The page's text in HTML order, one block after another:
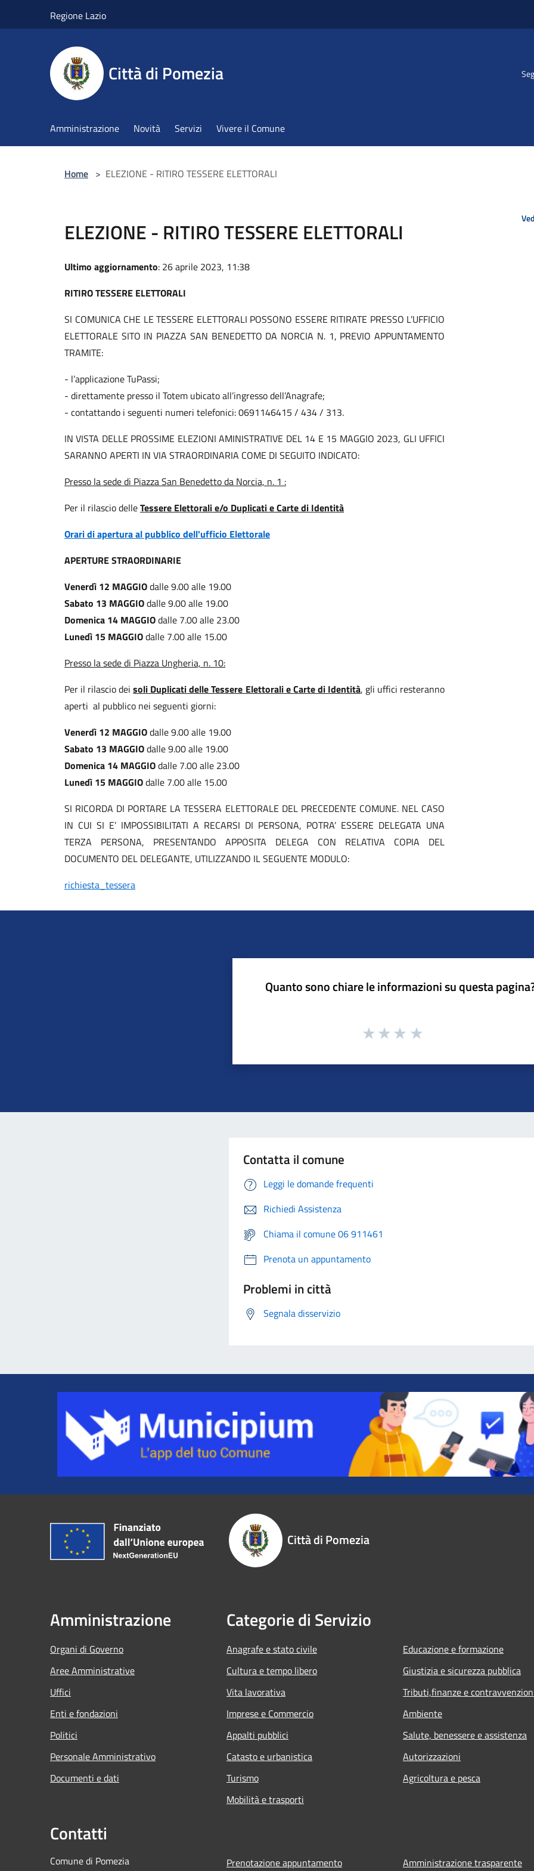
Regione Lazio
Città di Pomezia
Amministrazione Novità Servizi Vivere il Comune
Home > ELEZIONE - RITIRO TESSERE ELETTORALI
ELEZIONE - RITIRO TESSERE ELETTORALI
Ultimo aggiornamento: 26 aprile 2023, 11:38
RITIRO TESSERE ELETTORALI
SI COMUNICA CHE LE TESSERE ELETTORALI POSSONO ESSERE RITIRATE PRESSO L’UFFICIO
ELETTORALE SITO IN PIAZZA SAN BENEDETTO DA NORCIA N. 1, PREVIO APPUNTAMENTO
TRAMITE:
- l’applicazione TuPassi;
- direttamente presso il Totem ubicato all’ingresso dell’Anagrafe;
- contattando i seguenti numeri telefonici: 0691146415 / 434 / 313.
IN VISTA DELLE PROSSIME ELEZIONI AMINISTRATIVE DEL 14 E 15 MAGGIO 2023, GLI UFFICI
SARANNO APERTI IN VIA STRAORDINARIA COME DI SEGUITO INDICATO:
Presso la sede di Piazza San Benedetto da Norcia, n. 1 :
Per il rilascio delleTessere Elettorali e/o Duplicati e Carte di Identità
Orari di apertura al pubblico dell'ufficio Elettorale
APERTURE STRAORDINARIE
Venerdì 12 MAGGIOdalle 9.00 alle 19.00
Sabato 13 MAGGIOdalle 9.00 alle 19.00
Domenica 14 MAGGIOdalle 7.00 alle 23.00
Lunedì 15 MAGGIOdalle 7.00 alle 15.00
Presso la sede di Piazza Ungheria, n. 10:
Per il rilascio deisoli Duplicati delle Tessere Elettorali e Carte di Identità, gli uffici resteranno
aperti al pubblico nei seguenti giorni:
Venerdì 12 MAGGIOdalle 9.00 alle 19.00
Sabato 13 MAGGIOdalle 9.00 alle 19.00
Domenica 14 MAGGIOdalle 7.00 alle 23.00
Lunedì 15 MAGGIOdalle 7.00 alle 15.00
SI RICORDA DI PORTARE LA TESSERA ELETTORALE DEL PRECEDENTE COMUNE. NEL CASO
IN CUI SI E’ IMPOSSIBILITATI A RECARSI DI PERSONA, POTRA’ ESSERE DELEGATA UNA
TERZA PERSONA, PRESENTANDO APPOSITA DELEGA CON RELATIVA COPIA DEL
DOCUMENTO DEL DELEGANTE, UTILIZZANDO IL SEGUENTE MODULO:
richiesta_tessera
Quanto sono chiare le informazioni su questa
Contatta il comune
Leggi le domande frequenti
Richiedi Assistenza
Chiama il comune 06 911461
Prenota un appuntamento
Problemi in città
Segnala disservizio
Città di Pomezia
Amministrazione
Organi di Governo
Aree Amministrative
Uffici
Enti e fondazioni
Politici
Personale Amministrativo
Documenti e dati
Categorie di Servizio
Anagrafe e stato civile
Cultura e tempo libero
Vita lavorativa
Imprese e Commercio
Appalti pubblici
Catasto e urbanistica
Turismo
Mobilità e trasporti
Educazione e formazione
Giustizia e sicurezza pubblica
Tributi,finanze e
Ambiente
Salute, benessere e assistenza
Autorizzazioni
Agricoltura e pesca
Contatti
Comune di Pomezia
Prenotazione appuntamento Amministrazione trasparente